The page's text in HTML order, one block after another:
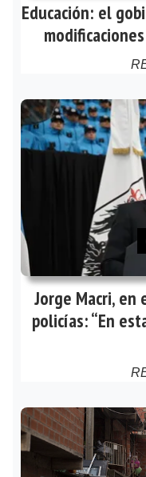
Educación: el
Jorge Macri, en
policías: “En